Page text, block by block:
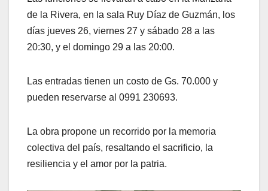
de la Rivera, en la sala Ruy Díaz de Guzmán, los
días jueves 26, viernes 27 y sábado 28 a las
20:30, y el domingo 29 a las 20:00.
Las entradas tienen un costo de Gs. 70.000 y
pueden reservarse al 0991 230693.
La obra propone un recorrido por la memoria
colectiva del país, resaltando el sacrificio, la
resiliencia y el amor por la patria.